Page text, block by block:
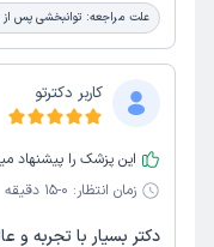
علت مراجعه: توانبخشی پس
کاربر دکترتو
این پزشک را پیشنهاد
زمان انتظار: 0-15 دقیقه
دکتر بسیار با تجربه